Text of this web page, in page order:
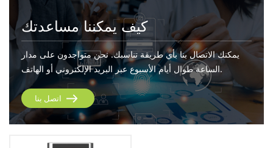
كيف يمكننا مساعدتك
يمكنك الاتصال بنا بأي طريقة تناسبك. نحن متواجدون على مدار
الساعة طوال أيام الأسبوع عبر البريد الإلكتروني أو الهاتف.
اتصل بنا